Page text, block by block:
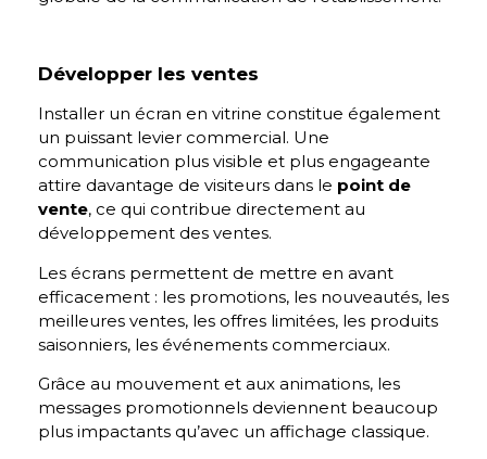
Développer les ventes
Installer un écran en vitrine constitue également
un puissant levier commercial. Une
communication plus visible et plus engageante
attire davantage de visiteurs dans le point de
vente, ce qui contribue directement au
développement des ventes.
Les écrans permettent de mettre en avant
efficacement : les promotions, les nouveautés, les
meilleures ventes, les offres limitées, les produits
saisonniers, les événements commerciaux.
Grâce au mouvement et aux animations, les
messages promotionnels deviennent beaucoup
plus impactants qu’avec un affichage classique.